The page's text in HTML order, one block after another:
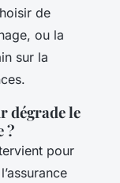
de
ou la
sur la
dégrade le
?
pour